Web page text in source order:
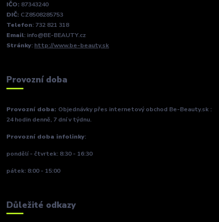
IČO: 87343240
DIČ: CZ8508285753
Telefon: 732 821 318
Email: info@BE-BEAUTY.cz
Stránky: http://www.be-beauty.sk
Provozní doba
Provozní doba: Objednávky přes internetový obchod Be-Beauty.sk :
24 hodin denně, 7 dní v týdnu.
Provozní doba infolinky:
pondělí - čtvrtek: 8:30 - 16:30
pátek: 8:00 - 15:00
Důležité odkazy